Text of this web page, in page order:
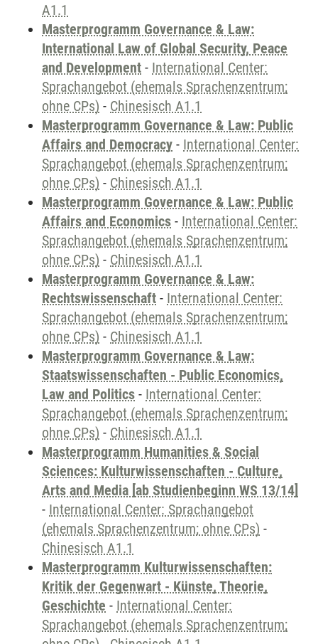
A1.1
Masterprogramm Governance & Law:
International Law of Global Security, Peace
and Development - International Center:
Sprachangebot (ehemals Sprachenzentrum;
ohne CPs) - Chinesisch A1.1
Masterprogramm Governance & Law: Public
Affairs and Democracy - International Center:
Sprachangebot (ehemals Sprachenzentrum;
ohne CPs) - Chinesisch A1.1
Masterprogramm Governance & Law: Public
Affairs and Economics - International Center:
Sprachangebot (ehemals Sprachenzentrum;
ohne CPs) - Chinesisch A1.1
Masterprogramm Governance & Law:
Rechtswissenschaft - International Center:
Sprachangebot (ehemals Sprachenzentrum;
ohne CPs) - Chinesisch A1.1
Masterprogramm Governance & Law:
Staatswissenschaften - Public Economics,
Law and Politics - International Center:
Sprachangebot (ehemals Sprachenzentrum;
ohne CPs) - Chinesisch A1.1
Masterprogramm Humanities & Social
Sciences: Kulturwissenschaften - Culture,
Arts and Media [ab Studienbeginn WS 13/14]
- International Center: Sprachangebot
(ehemals Sprachenzentrum; ohne CPs) -
Chinesisch A1.1
Masterprogramm Kulturwissenschaften:
Kritik der Gegenwart - Künste, Theorie,
Geschichte - International Center:
Sprachangebot (ehemals Sprachenzentrum;